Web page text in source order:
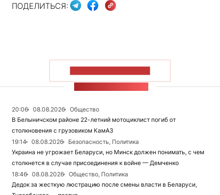
ПОДЕЛИТЬСЯ:
20:06 08.08.2026
Общество
В Белыничском районе 22-летний мотоциклист погиб от
столкновения с грузовиком КамАЗ
19:14
08.08.2026
Безопасность, Политика
Украина не угрожает Беларуси, но Минск должен понимать, с чем
столкнется в случае присоединения к войне — Демченко
18:46
08.08.2026
Общество, Политика
Дедок за жесткую люстрацию после смены власти в Беларуси,